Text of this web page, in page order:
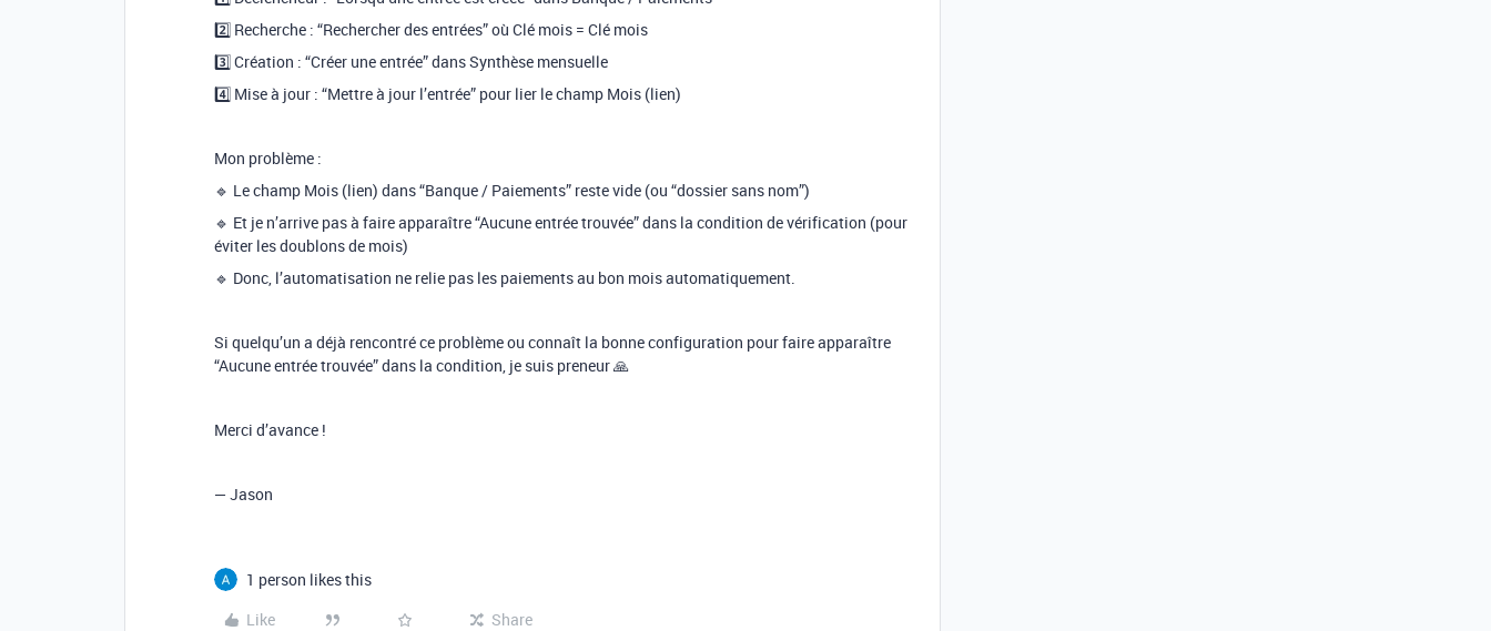
2️⃣ Recherche : “Rechercher des entrées” où Clé mois = Clé mois
3️⃣ Création : “Créer une entrée” dans Synthèse mensuelle
4️⃣ Mise à jour : “Mettre à jour l’entrée” pour lier le champ Mois (lien)
Mon problème :
🔹 Le champ Mois (lien) dans “Banque / Paiements” reste vide (ou “dossier sans nom”)
🔹 Et je n’arrive pas à faire apparaître “Aucune entrée trouvée” dans la condition de vérification (pour
éviter les doublons de mois)
🔹 Donc, l’automatisation ne relie pas les paiements au bon mois automatiquement.
Si quelqu’un a déjà rencontré ce problème ou connaît la bonne configuration pour faire apparaître
“Aucune entrée trouvée” dans la condition, je suis preneur 🙏
Merci d’avance !
— Jason
1 person likes this
Like
Share